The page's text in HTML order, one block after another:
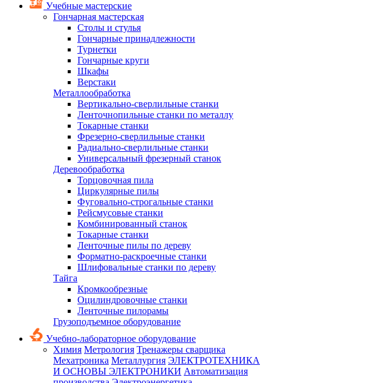
Учебные мастерские
Гончарная мастерская
Столы и стулья
Гончарные принадлежности
Турнетки
Гончарные круги
Шкафы
Верстаки
Металлообработка
Вертикально-сверлильные станки
Ленточнопильные станки по металлу
Токарные станки
Фрезерно-сверлильные станки
Радиально-сверлильные станки
Универсальный фрезерный станок
Деревообработка
Торцовочная пила
Циркулярные пилы
Фуговально-строгальные станки
Рейсмусовые станки
Комбинированный станок
Токарные станки
Ленточные пилы по дереву
Форматно-раскроечные станки
Шлифовальные станки по дереву
Тайга
Кромкообрезные
Оцилиндровочные станки
Ленточные пилорамы
Грузоподъемное оборудование
Учебно-лабораторное оборудование
Химия Метрология Тренажеры сварщика
Мехатроника Металлургия ЭЛЕКТРОТЕХНИКА
И ОСНОВЫ ЭЛЕКТРОНИКИ Автоматизация